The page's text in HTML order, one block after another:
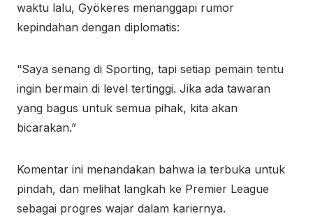
waktu lalu, Gyökeres menanggapi rumor
kepindahan dengan diplomatis:
“Saya senang di Sporting, tapi setiap pemain tentu
ingin bermain di level tertinggi. Jika ada tawaran
yang bagus untuk semua pihak, kita akan
bicarakan.”
Komentar ini menandakan bahwa ia terbuka untuk
pindah, dan melihat langkah ke Premier League
sebagai progres wajar dalam kariernya.